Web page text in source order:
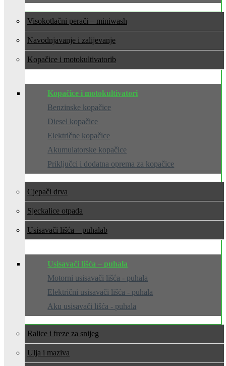
Visokotlačni perači – miniwash
Navodnjavanje i zalijevanje
Kopačice i motokultivatori
Kopačice i motokultivatori
Benzinske kopačice
Diesel kopačice
Električne kopačice
Akumulatorske kopačice
Priključci i dodatna oprema za kopačice
Cjepači drva
Sjeckalice otpada
Usisavači lišća – puhala
Usisavači lišća – puhala
Motorni usisavači lišća - puhala
Električni usisavači lišća - puhala
Aku usisavači lišća - puhala
Ralice i freze za snijeg
Ulja i maziva